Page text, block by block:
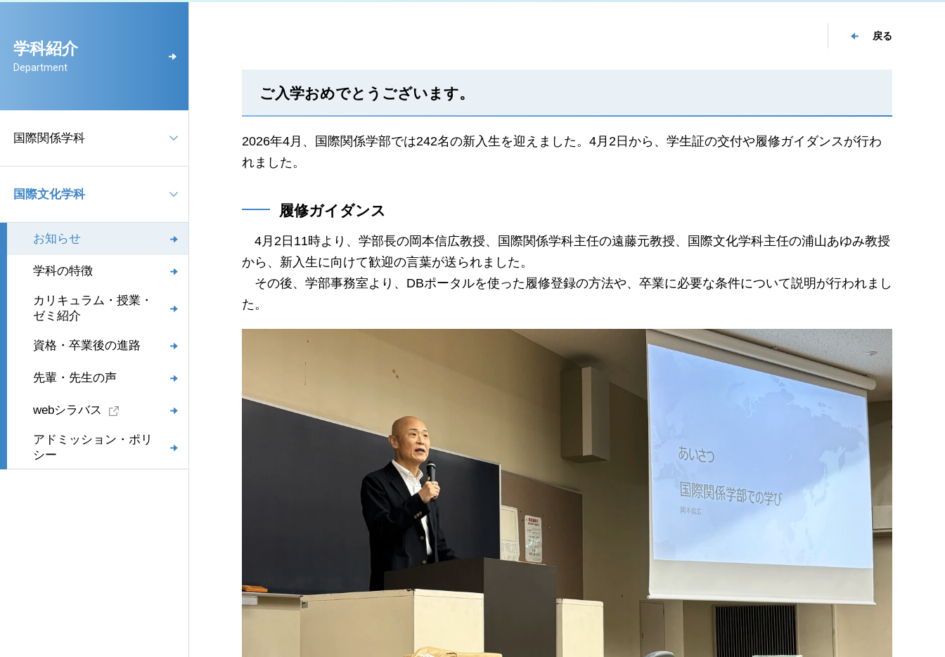
学科紹介
Department
国際関係学科
国際文化学科
お知らせ
学科の特徴
カリキュラム・授業・
ゼミ紹介
資格・卒業後の進路
先輩・先生の声
webシラバス
アドミッション・ポリ
シー
戻る
ご入学おめでとうございます。
2026年4月、国際関係学部では242名の新入生を迎えました。4月2日から、学生証の交付や履修ガイダンスが行わ
れました。
履修ガイダンス
4月2日11時より、学部長の岡本信広教授、国際関係学科主任の遠藤元教授、国際文化学科主任の浦山あゆみ教授
から、新入生に向けて歓迎の言葉が送られました。
その後、学部事務室より、DBポータルを使った履修登録の方法や、卒業に必要な条件について説明が行われまし
た。